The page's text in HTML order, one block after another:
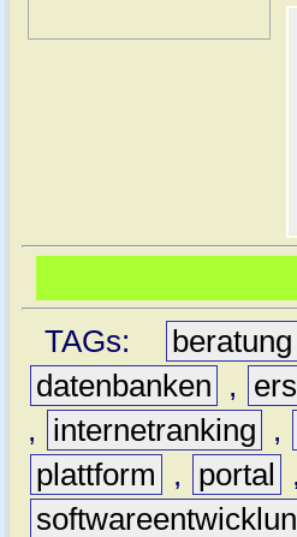
TAGs:
beratung
datenbanken
,
,
internetranking ,
plattform
, portal ,